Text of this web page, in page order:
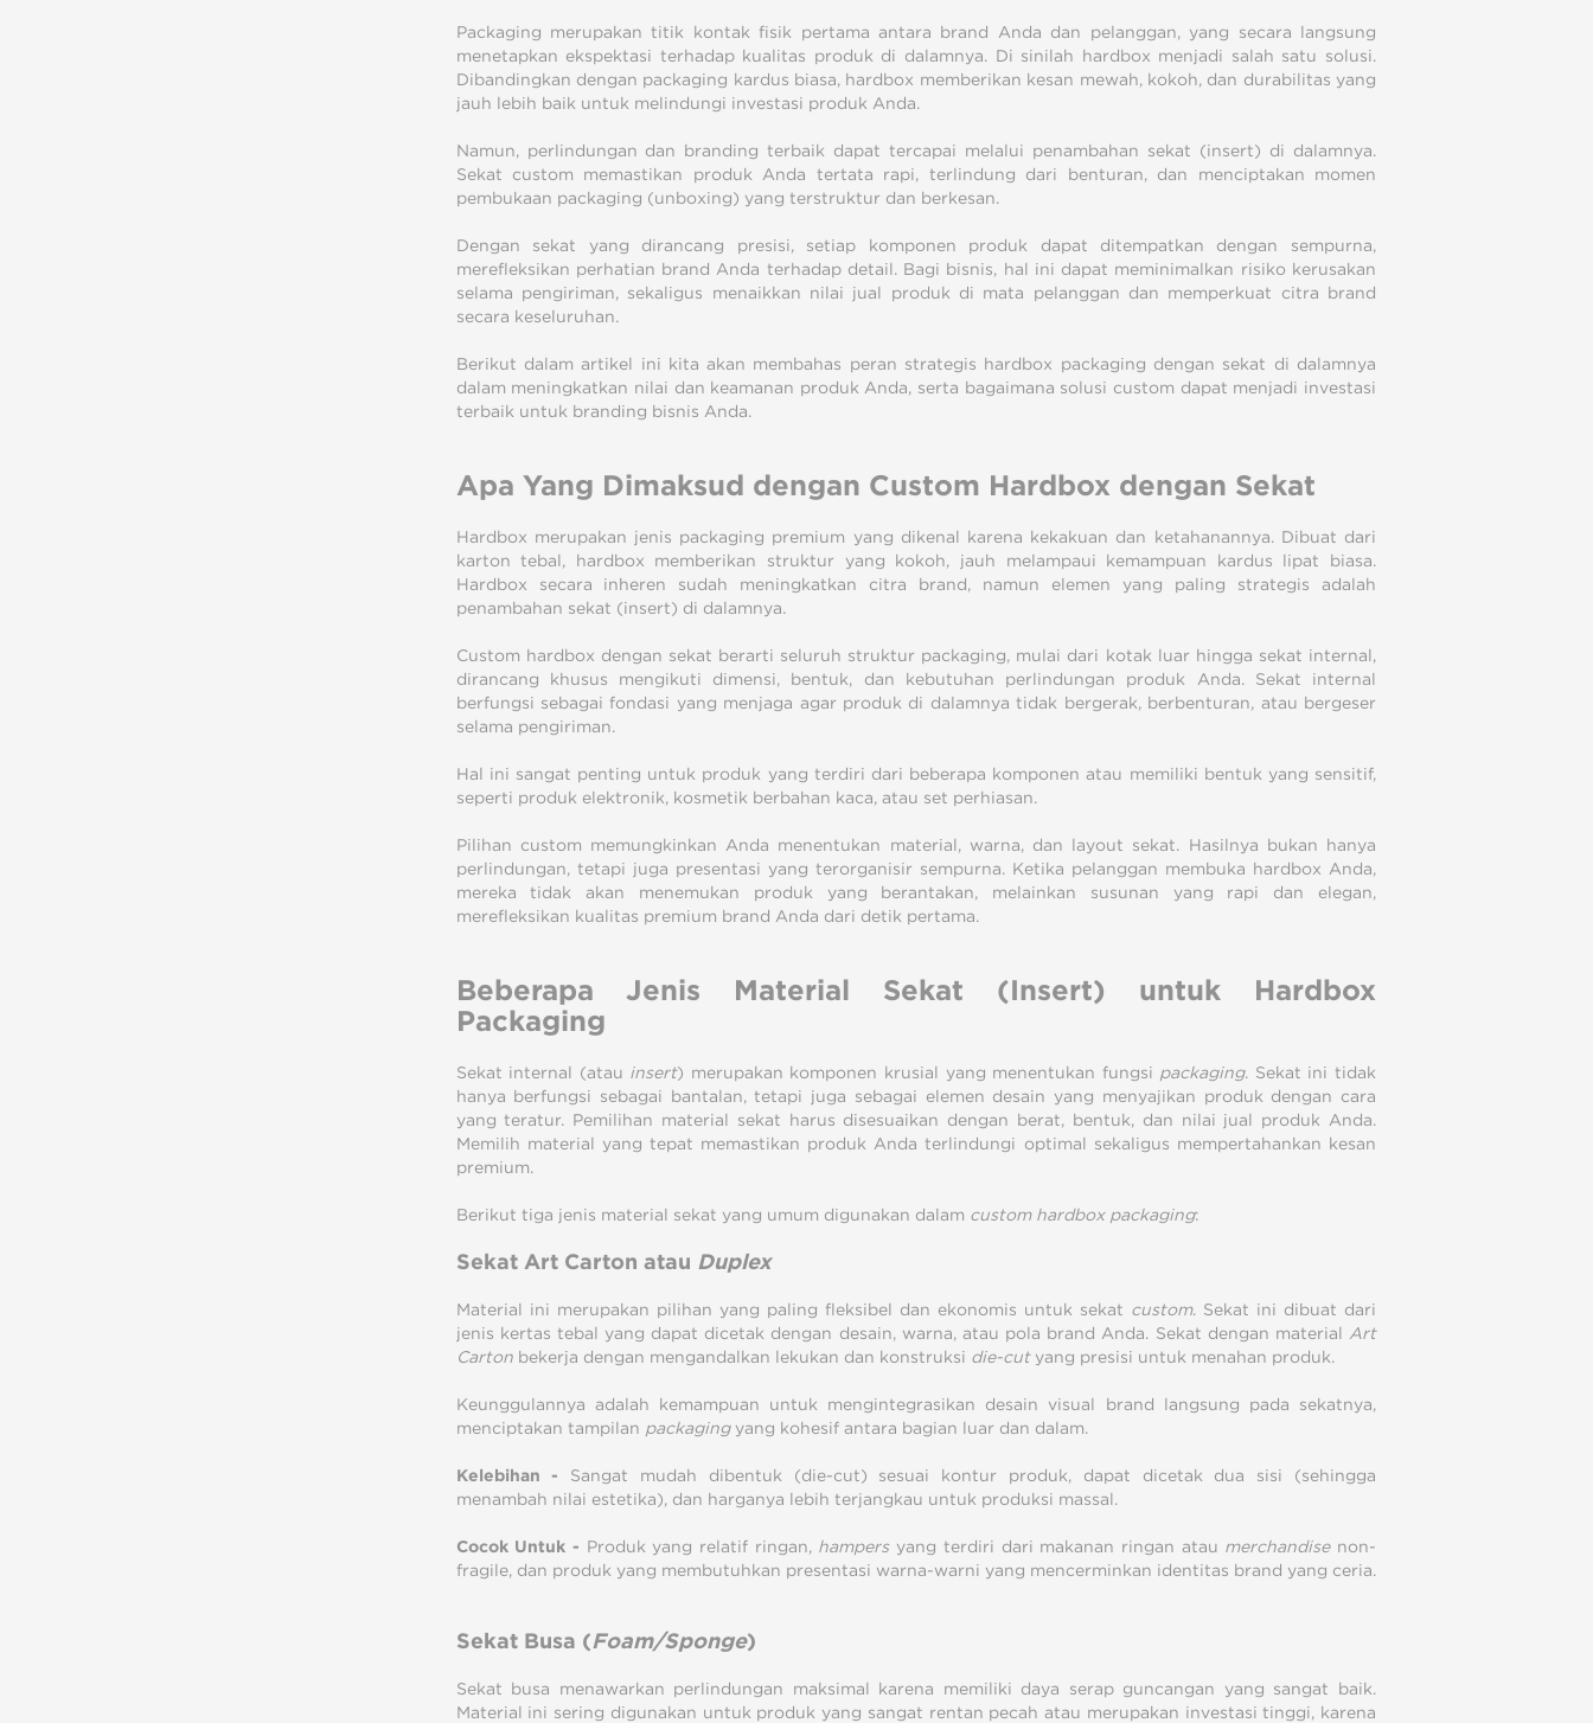
Packaging merupakan titik kontak fisik pertama antara brand Anda dan pelanggan, yang secara langsung
menetapkan ekspektasi terhadap kualitas produk di dalamnya. Di sinilah hardbox menjadi salah satu solusi.
Dibandingkan dengan packaging kardus biasa, hardbox memberikan kesan mewah, kokoh, dan durabilitas yang
jauh lebih baik untuk melindungi investasi produk Anda.
Namun, perlindungan dan branding terbaik dapat tercapai melalui penambahan sekat (insert) di dalamnya.
Sekat custom memastikan produk Anda tertata rapi, terlindung dari benturan, dan menciptakan momen
pembukaan packaging (unboxing) yang terstruktur dan berkesan.
Dengan sekat yang dirancang presisi, setiap komponen produk dapat ditempatkan dengan sempurna,
merefleksikan perhatian brand Anda terhadap detail. Bagi bisnis, hal ini dapat meminimalkan risiko kerusakan
selama pengiriman, sekaligus menaikkan nilai jual produk di mata pelanggan dan memperkuat citra brand
secara keseluruhan.
Berikut dalam artikel ini kita akan membahas peran strategis hardbox packaging dengan sekat di dalamnya
dalam meningkatkan nilai dan keamanan produk Anda, serta bagaimana solusi custom dapat menjadi investasi
terbaik untuk branding bisnis Anda.
Apa Yang Dimaksud dengan Custom Hardbox dengan Sekat
Hardbox merupakan jenis packaging premium yang dikenal karena kekakuan dan ketahanannya. Dibuat dari
karton tebal, hardbox memberikan struktur yang kokoh, jauh melampaui kemampuan kardus lipat biasa.
Hardbox secara inheren sudah meningkatkan citra brand, namun elemen yang paling strategis adalah
penambahan sekat (insert) di dalamnya.
Custom hardbox dengan sekat berarti seluruh struktur packaging, mulai dari kotak luar hingga sekat internal,
dirancang khusus mengikuti dimensi, bentuk, dan kebutuhan perlindungan produk Anda. Sekat internal
berfungsi sebagai fondasi yang menjaga agar produk di dalamnya tidak bergerak, berbenturan, atau bergeser
selama pengiriman.
Hal ini sangat penting untuk produk yang terdiri dari beberapa komponen atau memiliki bentuk yang sensitif,
seperti produk elektronik, kosmetik berbahan kaca, atau set perhiasan.
Pilihan custom memungkinkan Anda menentukan material, warna, dan layout sekat. Hasilnya bukan hanya
perlindungan, tetapi juga presentasi yang terorganisir sempurna. Ketika pelanggan membuka hardbox Anda,
mereka tidak akan menemukan produk yang berantakan, melainkan susunan yang rapi dan elegan,
merefleksikan kualitas premium brand Anda dari detik pertama.
Beberapa Jenis Material Sekat (Insert) untuk Hardbox
Packaging
Sekat internal (atau insert) merupakan komponen krusial yang menentukan fungsi packaging. Sekat ini tidak
hanya berfungsi sebagai bantalan, tetapi juga sebagai elemen desain yang menyajikan produk dengan cara
yang teratur. Pemilihan material sekat harus disesuaikan dengan berat, bentuk, dan nilai jual produk Anda.
Memilih material yang tepat memastikan produk Anda terlindungi optimal sekaligus mempertahankan kesan
premium.
Berikut tiga jenis material sekat yang umum digunakan dalam custom hardbox packaging:
Sekat Art Carton atau Duplex
Material ini merupakan pilihan yang paling fleksibel dan ekonomis untuk sekat custom. Sekat ini dibuat dari
jenis kertas tebal yang dapat dicetak dengan desain, warna, atau pola brand Anda. Sekat dengan material Art
Cartonbekerja dengan mengandalkan lekukan dan konstruksi die-cutyang presisi untuk menahan produk.
Keunggulannya adalah kemampuan untuk mengintegrasikan desain visual brand langsung pada sekatnya,
menciptakan tampilan packagingyang kohesif antara bagian luar dan dalam.
Kelebihan - Sangat mudah dibentuk (die-cut) sesuai kontur produk, dapat dicetak dua sisi (sehingga
menambah nilai estetika), dan harganya lebih terjangkau untuk produksi massal.
Cocok Untuk - Produk yang relatif ringan, hampersyang terdiri dari makanan ringan atau merchandisenon-
fragile, dan produk yang membutuhkan presentasi warna-warni yang mencerminkan identitas brand yang ceria.
Sekat Busa (Foam/Sponge)
Sekat busa menawarkan perlindungan maksimal karena memiliki daya serap guncangan yang sangat baik.
Material ini sering digunakan untuk produk yang sangat rentan pecah atau merupakan investasi tinggi, karena